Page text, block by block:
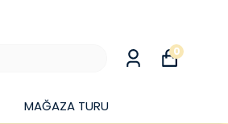
MAĞAZA TURU
0